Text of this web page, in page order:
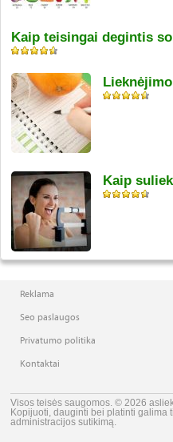
Kaip teisingai degintis
Kaip
Reklama
Seo paslaugos
Privatumo politika
Kontaktai
Visos teisės saugomos. © 2026
Kopijuoti, dauginti bei platinti galima
administracijos sutikimą.